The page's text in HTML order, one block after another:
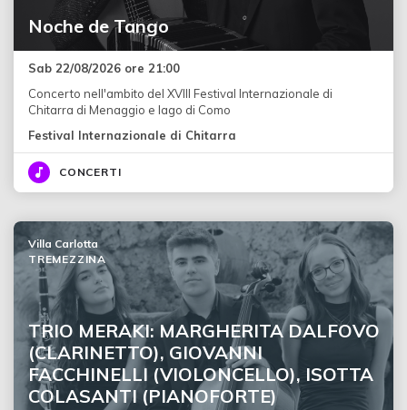
Noche de Tango
Sab 22/08/2026 ore 21:00
Concerto nell'ambito del XVIII Festival Internazionale di
Chitarra di Menaggio e lago di Como
Festival Internazionale di Chitarra
CONCERTI
TRIO MERAKI: MARGHERITA DALFOVO
(CLARINETTO), GIOVANNI
FACCHINELLI (VIOLONCELLO), ISOTTA
COLASANTI (PIANOFORTE)
Villa Carlotta
TREMEZZINA